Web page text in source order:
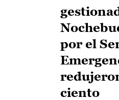
por el
ciento